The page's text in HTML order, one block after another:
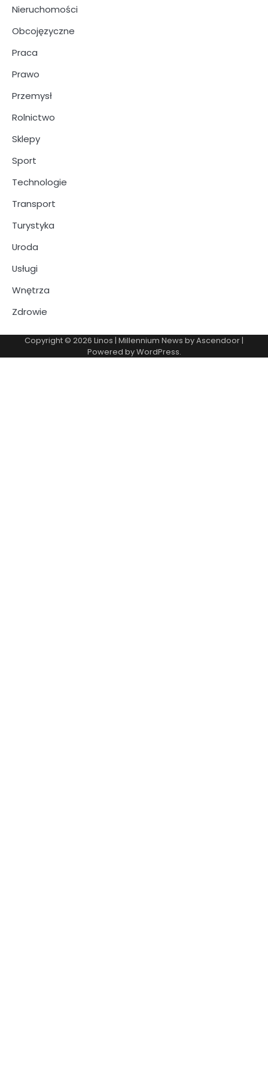
Nieruchomości
Obcojęzyczne
Praca
Prawo
Przemysł
Rolnictwo
Sklepy
Sport
Technologie
Transport
Turystyka
Uroda
Usługi
Wnętrza
Zdrowie
Copyright © 2026 Linos | Millennium News byAscendoor|
Powered byWordPress.